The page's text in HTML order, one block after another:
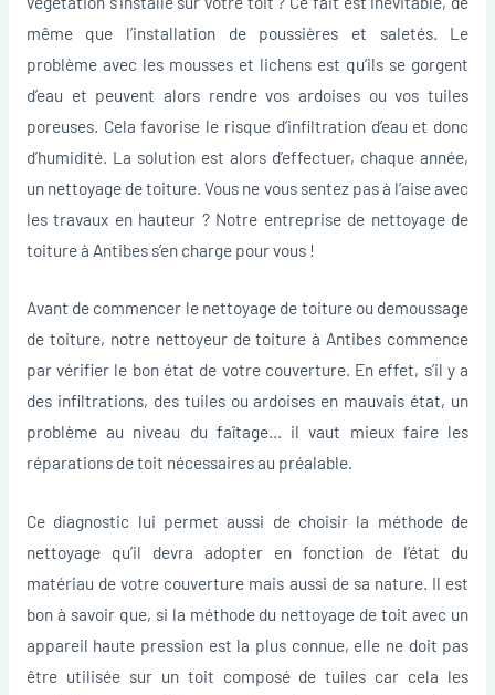
même que l’installation de poussières et saletés. Le
problème avec les mousses et lichens est qu’ils se gorgent
d’eau et peuvent alors rendre vos ardoises ou vos tuiles
poreuses. Cela favorise le risque d’infiltration d’eau et donc
d’humidité. La solution est alors d’effectuer, chaque année,
un nettoyage de toiture. Vous ne vous sentez pas à l’aise avec
les travaux en hauteur ? Notre entreprise de nettoyage de
toiture à Antibes s’en charge pour vous !
Avant de commencer le nettoyage de toiture ou demoussage
de toiture, notre nettoyeur de toiture à Antibes commence
par vérifier le bon état de votre couverture. En effet, s’il y a
des infiltrations, des tuiles ou ardoises en mauvais état, un
problème au niveau du faîtage… il vaut mieux faire les
réparations de toit nécessaires au préalable.
Ce diagnostic lui permet aussi de choisir la méthode de
nettoyage qu’il devra adopter en fonction de l’état du
matériau de votre couverture mais aussi de sa nature. Il est
bon à savoir que, si la méthode du nettoyage de toit avec un
appareil haute pression est la plus connue, elle ne doit pas
être utilisée sur un toit composé de tuiles car cela les